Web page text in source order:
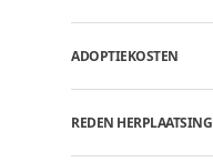
ADOPTIEKOSTEN
REDEN HERPLAATSING